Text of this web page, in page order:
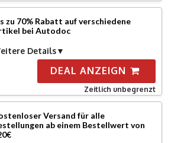
zu 70% Rabatt auf verschiedene
bei Autodoc
Details
DEAL ANZEIGN
Zeitlich unbegrenzt
Versand für alle
ab einem Bestellwert von